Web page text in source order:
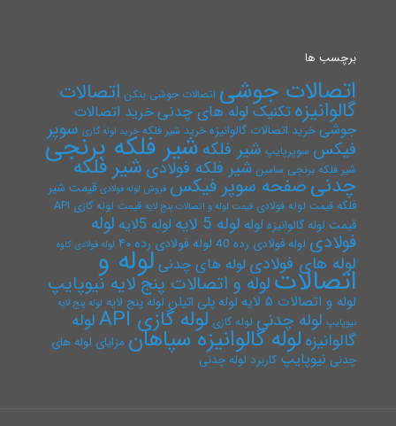
برچسب ها
اتصالات جوشی اتصالات جوشی بنکن اتصالات
گالوانیزهتکنیک لوله های چدنیخرید اتصالات
جوشیخرید اتصالات گالوانیزه خرید شیر فلکه خرید لوله گازی سوپر
فیکس سوپرپایپ شیر فلکه شیر فلکه برنجی
شیر فلکه برنجی سامین شیر فلکه فولادی شیر فلکه
چدنیصفحه سوپر فیکس فروش لوله فولادی قیمت شیر
فلکه قیمت لوله فولادی قیمت لوله و اتصالات پنج لایه قیمت لوله گازی API
قیمت لوله گالوانیزه لوله لوله 5 لایه لوله 5لایه لوله
فولادی لوله فولادی رده 40 لوله فولادی رده ۴۰ لوله فولادی کاوه
لوله های فولادی لوله های چدنی لوله و اتصالاتلوله و اتصالات پنج لایه نیوپایپ
لوله و اتصالات ۵ لایه لوله پلی اتیلن لوله پنج لایه لوله پنج لایه
نیوپایپ لوله چدنی لوله گازی لوله گازی API لوله
گالوانیزه لوله گالوانیزه سپاهان مزایای لوله های
چدنی نیوپایپ کاربرد لوله چدنی